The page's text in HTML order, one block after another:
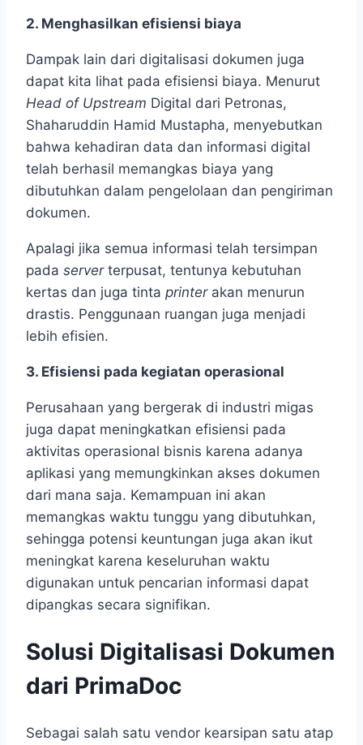
2. Menghasilkan efisiensi biaya
Dampak lain dari digitalisasi dokumen juga
dapat kita lihat pada efisiensi biaya. Menurut
Head of Upstream Digital dari Petronas,
Shaharuddin Hamid Mustapha, menyebutkan
bahwa kehadiran data dan informasi digital
telah berhasil memangkas biaya yang
dibutuhkan dalam pengelolaan dan pengiriman
dokumen.
Apalagi jika semua informasi telah tersimpan
pada server terpusat, tentunya kebutuhan
kertas dan juga tinta printer akan menurun
drastis. Penggunaan ruangan juga menjadi
lebih efisien.
3. Efisiensi pada kegiatan operasional
Perusahaan yang bergerak di industri migas
juga dapat meningkatkan efisiensi pada
aktivitas operasional bisnis karena adanya
aplikasi yang memungkinkan akses dokumen
dari mana saja. Kemampuan ini akan
memangkas waktu tunggu yang dibutuhkan,
sehingga potensi keuntungan juga akan ikut
meningkat karena keseluruhan waktu
digunakan untuk pencarian informasi dapat
dipangkas secara signifikan.
Solusi Digitalisasi Dokumen
dari PrimaDoc
Sebagai salah satu vendor kearsipan satu atap